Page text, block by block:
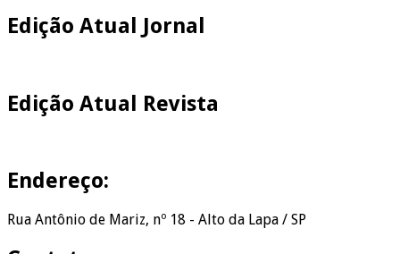
Edição Atual Jornal
Edição Atual Revista
Endereço:
Rua Antônio de Mariz, nº 18 - Alto da Lapa / SP